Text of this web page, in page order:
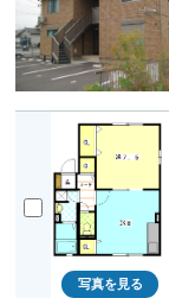
写真を見る